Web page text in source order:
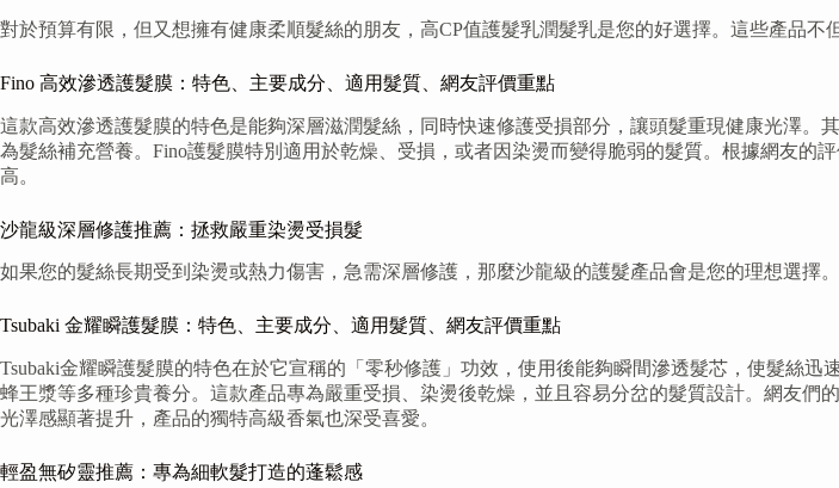
對於預算有限，但又想擁有健康柔順髮絲的朋友，高CP值護髮乳潤髮乳是您的好選擇。這些產品不
Fino 高效滲透護髮膜：特色、主要成分、適用髮質、網友評價重點
這款高效滲透護髮膜的特色是能夠深層滋潤髮絲，同時快速修護受損部分，讓頭髮重現健康光澤
為髮絲補充營養。Fino護髮膜特別適用於乾燥、受損，或者因染燙而變得脆弱的髮質。根據網友
高。
沙龍級深層修護推薦：拯救嚴重染燙受損髮
如果您的髮絲長期受到染燙或熱力傷害，急需深層修護，那麼沙龍級的護髮產品會是您的理想選擇
Tsubaki 金耀瞬護髮膜：特色、主要成分、適用髮質、網友評價重點
Tsubaki金耀瞬護髮膜的特色在於它宣稱的「零秒修護」功效，使用後能夠瞬間滲透髮芯，使髮絲
蜂王漿等多種珍貴養分。這款產品專為嚴重受損、染燙後乾燥，並且容易分岔的髮質設計。網友們
光澤感顯著提升，產品的獨特高級香氣也深受喜愛。
輕盈無矽靈推薦：專為細軟髮打造的蓬鬆感